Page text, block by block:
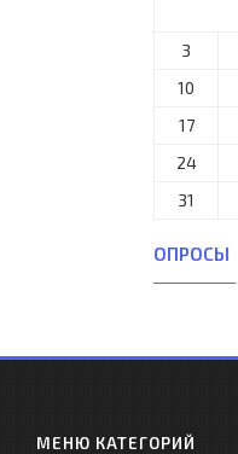
3
10
17
24
31
ОПРОСЫ
МЕНЮ КАТЕГОРИЙ